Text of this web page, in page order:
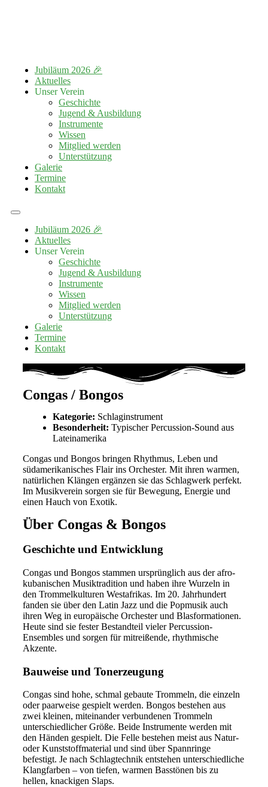
Jubiläum 2026 🎉
Aktuelles
Unser Verein
Geschichte
Jugend & Ausbildung
Instrumente
Wissen
Mitglied werden
Unterstützung
Galerie
Termine
Kontakt
Jubiläum 2026 🎉
Aktuelles
Unser Verein
Geschichte
Jugend & Ausbildung
Instrumente
Wissen
Mitglied werden
Unterstützung
Galerie
Termine
Kontakt
Congas / Bongos
Kategorie: Schlaginstrument
Besonderheit: Typischer Percussion-Sound aus
Lateinamerika
Congas und Bongos bringen Rhythmus, Leben und
südamerikanisches Flair ins Orchester. Mit ihren warmen,
natürlichen Klängen ergänzen sie das Schlagwerk perfekt.
Im Musikverein sorgen sie für Bewegung, Energie und
einen Hauch von Exotik.
Über Congas & Bongos
Geschichte und Entwicklung
Congas und Bongos stammen ursprünglich aus der afro-
kubanischen Musiktradition und haben ihre Wurzeln in
den Trommelkulturen Westafrikas. Im 20. Jahrhundert
fanden sie über den Latin Jazz und die Popmusik auch
ihren Weg in europäische Orchester und Blasformationen.
Heute sind sie fester Bestandteil vieler Percussion-
Ensembles und sorgen für mitreißende, rhythmische
Akzente.
Bauweise und Tonerzeugung
Congas sind hohe, schmal gebaute Trommeln, die einzeln
oder paarweise gespielt werden. Bongos bestehen aus
zwei kleinen, miteinander verbundenen Trommeln
unterschiedlicher Größe. Beide Instrumente werden mit
den Händen gespielt. Die Felle bestehen meist aus Natur-
oder Kunststoffmaterial und sind über Spannringe
befestigt. Je nach Schlagtechnik entstehen unterschiedliche
Klangfarben – von tiefen, warmen Basstönen bis zu
hellen, knackigen Slaps.